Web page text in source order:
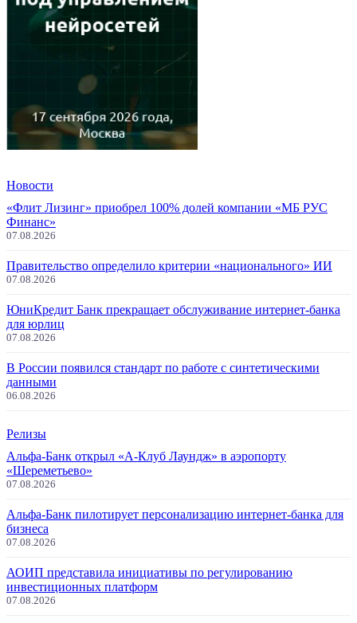
Новости
«Флит Лизинг» приобрел 100% долей компании «МБ РУС
Финанс»
07.08.2026
Правительство определило критерии «национального» ИИ
07.08.2026
ЮниКредит Банк прекращает обслуживание интернет-банка
для юрлиц
07.08.2026
В России появился стандарт по работе с синтетическими
данными
06.08.2026
Релизы
Альфа-Банк открыл «А-Клуб Лаундж» в аэропорту
«Шереметьево»
07.08.2026
Альфа-Банк пилотирует персонализацию интернет-банка для
бизнеса
07.08.2026
АОИП представила инициативы по регулированию
инвестиционных платформ
07.08.2026